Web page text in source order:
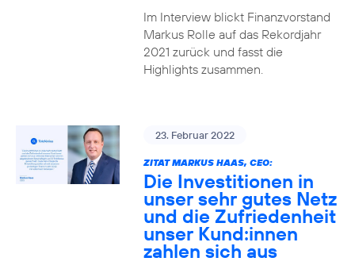
Im Interview blickt Finanzvorstand
Markus Rolle auf das Rekordjahr
2021 zurück und fasst die
Highlights zusammen.
23. Februar 2022
ZITAT MARKUS HAAS, CEO:
Die Investitionen in
unser sehr gutes Netz
und die Zufriedenheit
unser Kund:innen
zahlen sich aus